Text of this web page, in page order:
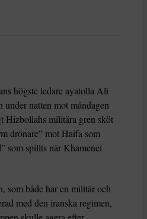
högste ledare ayatolla Ali
natten mot måndagen
Hizbollahs militära gren sköt
drönare” mot Haifa som
som spillts när Khamenei
som både har en militär och
med den iranska regimen,